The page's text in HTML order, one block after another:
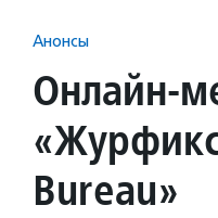
Анонсы
Онлайн-
Bureau»